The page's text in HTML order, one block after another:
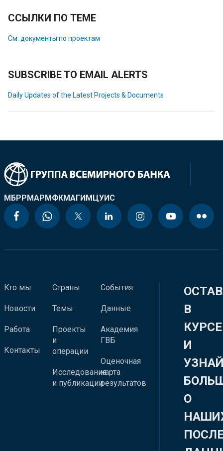
ССЫЛКИ ПО ТЕМЕ
См. документы по проектам
SUBSCRIBE TO EMAIL ALERTS
Daily Updates of the Latest Projects & Documents
МБРРМАРМФКМАГИМЦУИС
Кто мы
Новости
Работа
Контакты
Страны
Темы
Проекты
и
операции
Исследования
и публикации
События
Данные
Академия
ГВБ
Оценочная
карта
результатов
В
КУРСЕ
И
О